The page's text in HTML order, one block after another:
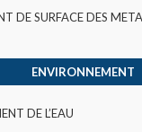
DE SURFACE DES
ENVIRONNEMENT
DE L’EAU